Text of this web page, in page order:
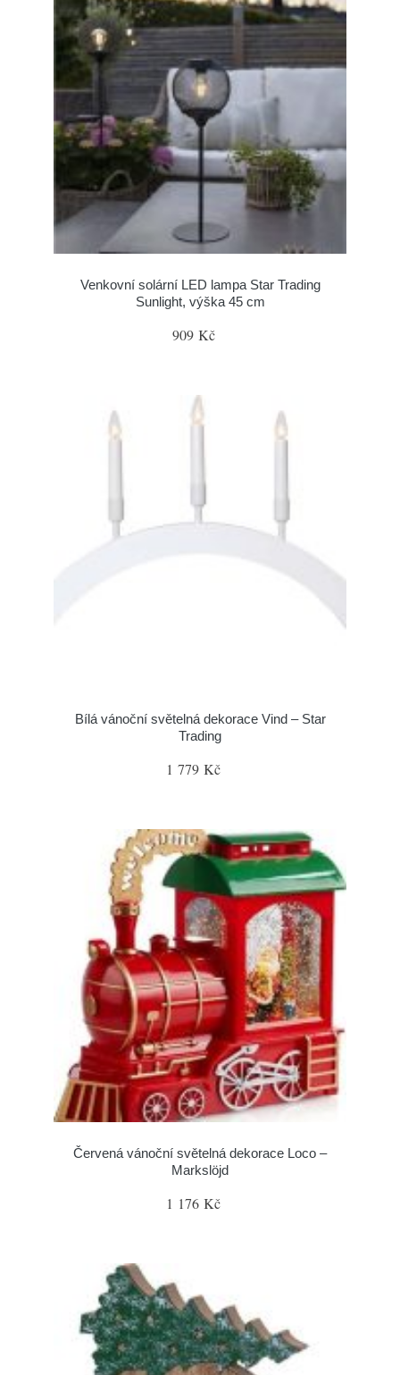
Venkovní solární LED lampa Star Trading
Sunlight, výška 45 cm
909 Kč
Bílá vánoční světelná dekorace Vind – Star
Trading
1 779 Kč
Červená vánoční světelná dekorace Loco –
Markslöjd
1 176 Kč